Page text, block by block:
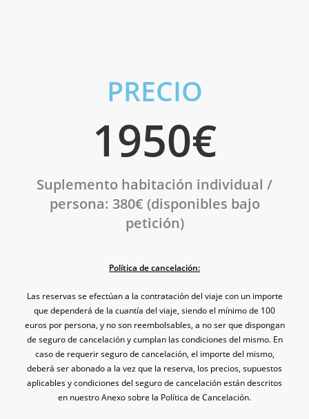
PRECIO
1950€
Suplemento habitación individual /
persona: 380€ (disponibles bajo
petición)
Política de cancelación:
Las reservas se efectúan a la contratación del viaje con un importe
que dependerá de la cuantía del viaje, siendo el mínimode 100
euros por persona, y no son reembolsables, a no ser que dispongan
de seguro de cancelación y cumplan las condicionesdel mismo. En
caso de requerir seguro de cancelación, el importe del mismo,
deberá ser abonado a la vez que la reserva, los precios, supuestos
aplicables y condiciones del seguro de cancelación están descritos
en nuestroAnexo sobre la Política de Cancelación.